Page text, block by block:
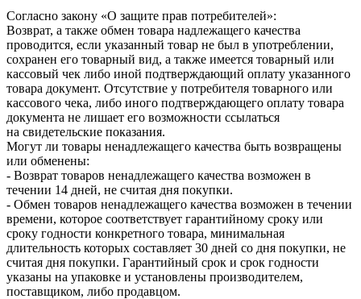
Согласно закону «О защите прав потребителей»:
Возврат, а также обмен товара надлежащего качества
проводится, если указанный товар не был в употреблении,
сохранен его товарный вид, а также имеется товарный или
кассовый чек либо иной подтверждающий оплату указанного
товара документ. Отсутствие у потребителя товарного или
кассового чека, либо иного подтверждающего оплату товара
документа не лишает его возможности ссылаться
на свидетельские показания.
Могут ли товары ненадлежащего качества быть возвращены
или обменены:
- Возврат товаров ненадлежащего качества возможен в
течении 14 дней, не считая дня покупки.
- Обмен товаров ненадлежащего качества возможен в течении
времени, которое соответствует гарантийному сроку или
сроку годности конкретного товара, минимальная
длительность которых составляет 30 дней со дня покупки, не
считая дня покупки. Гарантийный срок и срок годности
указаны на упаковке и установлены производителем,
поставщиком, либо продавцом.